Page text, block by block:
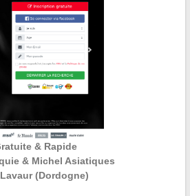
& Rapide
& Michel Asiatiques
(Dordogne)